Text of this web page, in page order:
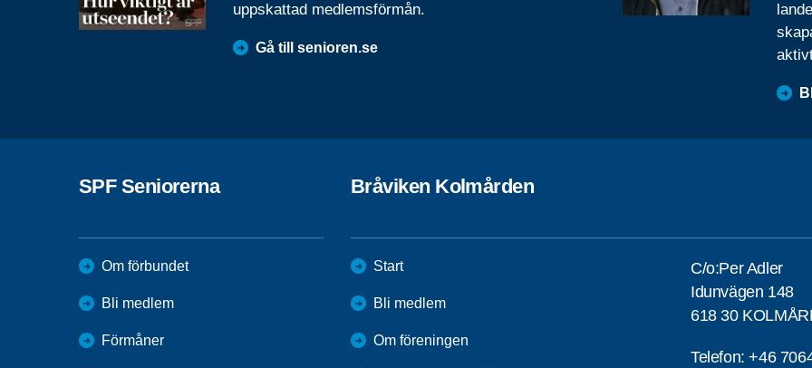
uppskattad medlemsförmån.
Gå till senioren.se
SPF Seniorerna
Om förbundet
Bli medlem
Förmåner
Bråviken Kolmården
Start
Bli medlem
Om föreningen
C/o:Per Adler
Idunvägen 148
618 30
Telefon:+46